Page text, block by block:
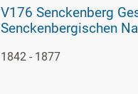
V176 Senckenberg Gesellschaft für
Senckenbergischen
1842 - 1877